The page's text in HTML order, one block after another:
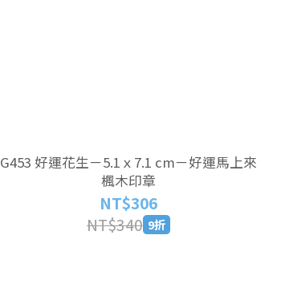
G453 好運花生－5.1ｘ7.1 cm－好運馬上來
楓木印章
NT$306
NT$340 9折